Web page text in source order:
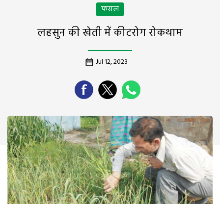
फसल
लहसुन की खेती में कीटरोग रोकथाम
Jul 12, 2023